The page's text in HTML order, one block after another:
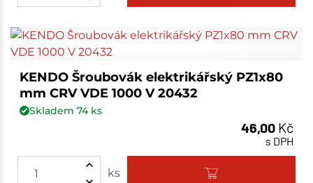
KENDO Šroubovák elektrikářský PZ1x80
mm CRV VDE 1000 V 20432
Skladem 74ks
46,00 Kč
s DPH
ks